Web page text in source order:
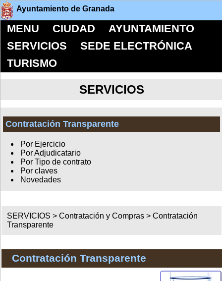
Ayuntamiento de Granada
MENU CIUDAD
AYUNTAMIENTO
SERVICIOS
SEDE ELECTRÓNICA
TURISMO
SERVICIOS
Contratación Transparente
Por Ejercicio
Por Adjudicatario
Por Tipo de contrato
Por claves
Novedades
SERVICIOS >Contratación y Compras >Contratación
Transparente
Contratación Transparente